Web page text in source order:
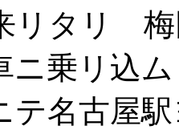
リタリ 梅
ニ乗リ込
テ名古屋